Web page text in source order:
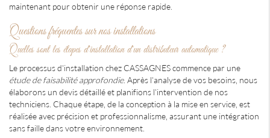
maintenant pour obtenir une réponse rapide.
Questions fréquentes sur nos installations
Quelles sont les étapes d'installation d'un distributeur automatique ?
Le processus d'installation chez CASSAGNES commence par une
étude de faisabilité approfondie. Après l'analyse de vos besoins, nous
élaborons un devis détaillé et planifions l'intervention de nos
techniciens. Chaque étape, de la conception à la mise en service, est
réalisée avec précision et professionnalisme, assurant une intégration
sans faille dans votre environnement.